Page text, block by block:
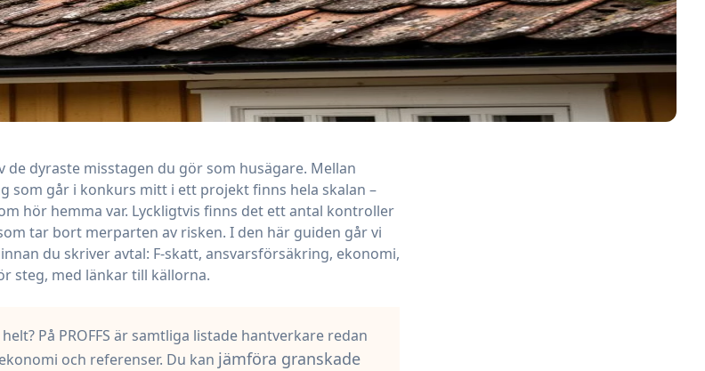
dyraste misstagen du gör som husägare. Mellan
som går i konkurs mitt i ett projekt finns hela skalan –
hör hemma var. Lyckligtvis finns det ett antal kontroller
tar bort merparten av risken. I den här guiden går vi
du skriver avtal: F-skatt, ansvarsförsäkring, ekonomi,
steg, med länkar till källorna.
På PROFFS är samtliga listade hantverkare redan
och referenser. Du kan jämföra granskade